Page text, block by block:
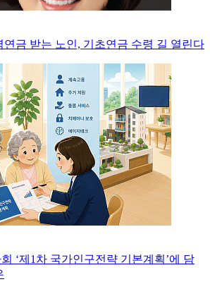
연금 받는 노인, 기초연금 수령 길 열린다
‘제1차 국가인구전략 기본계획’에 담